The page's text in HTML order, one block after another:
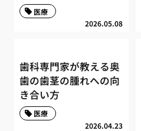
2026.05.08
医療
歯科専門家が教える奥
歯の歯茎の腫れへの向
き合い方
2026.04.23
医療